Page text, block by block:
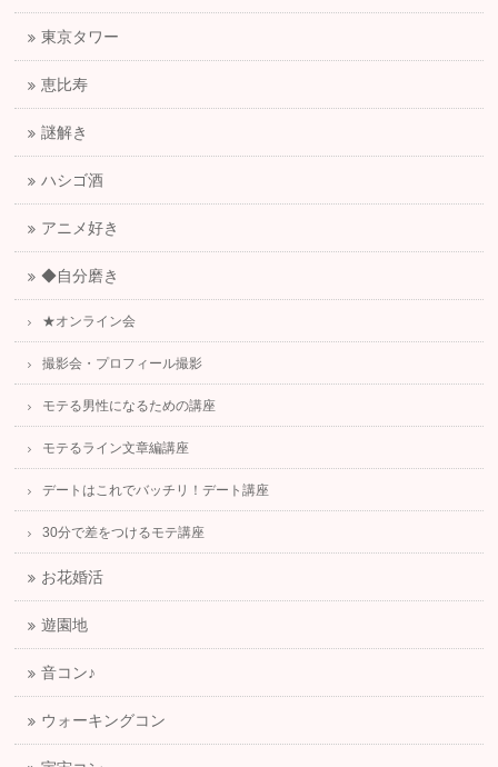
東京タワー
恵比寿
謎解き
ハシゴ酒
アニメ好き
◆自分磨き
★オンライン会
撮影会・プロフィール撮影
モテる男性になるための講座
モテるライン文章編講座
デートはこれでバッチリ！デート講座
30分で差をつけるモテ講座
お花婚活
遊園地
音コン♪
ウォーキングコン